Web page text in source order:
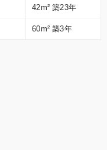
42m² 築23年
60m² 築3年